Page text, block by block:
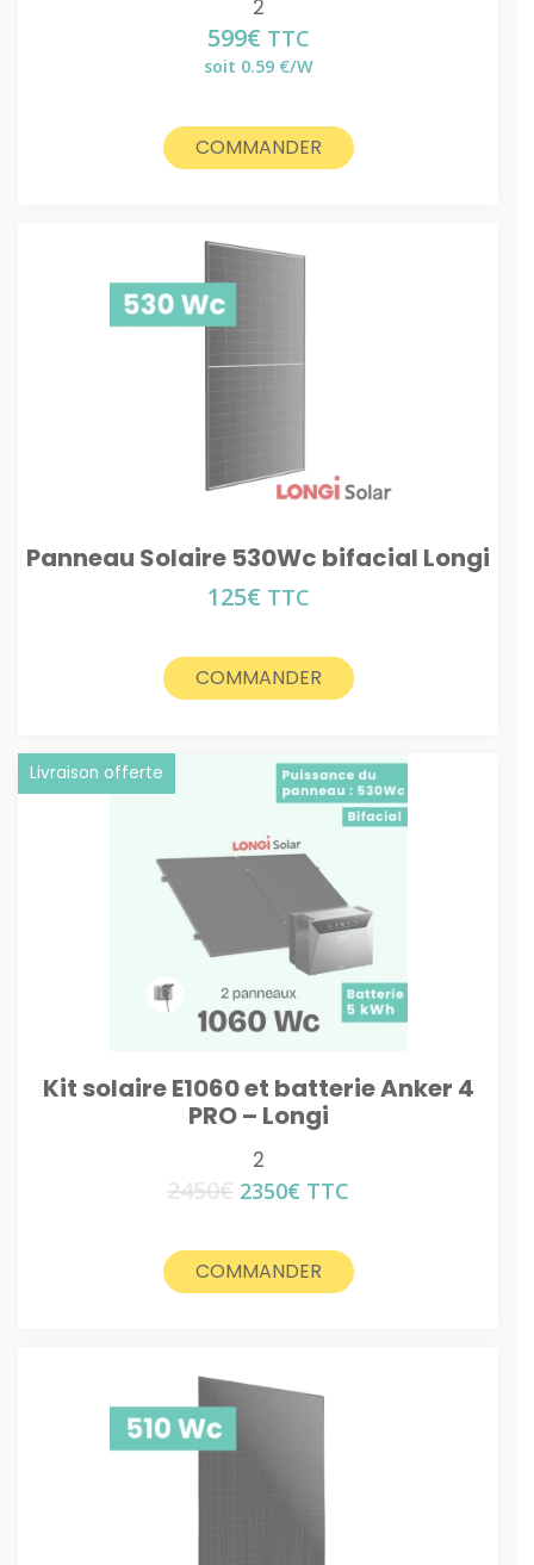
2
599€ TTC
soit 0.59 €/W
COMMANDER
Panneau Solaire 530Wc bifacial Longi
125€ TTC
COMMANDER
Kit solaire E1060 et batterie Anker 4
PRO – Longi
Livraison offerte
2
2450€ Le
était :
2450€.
2350€ Le
est :
2350€.
TTC
COMMANDER